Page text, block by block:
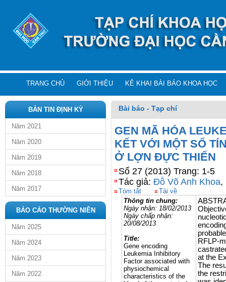
TRANG CHỦ GIỚI THIỆU KÊ KHAI BÀI BÁO KHOA HỌC
BẢN TIN ĐỊNH KỲ
Năm 2021
Năm 2020
Năm 2019
Năm 2018
Năm 2017
BÁO CÁO THƯỜNG NIÊN
Năm 2025
Năm 2024
Năm 2023
Năm 2022
Bài báo - Tạp chí
GEN MÃ HÓA
KẾT VỚI MỘT SỐ
Ở LỢN ĐỰC THIẾN
Số 27 (2013) Trang: 1-5
Tác giả: Đỗ Võ Anh Khoa,
Tóm tắt
Tải về
Thông tin chung:
Ngày nhận: 18/02/2013
Ngày chấp nhận:
20/08/2013
Title:
Gene encoding
Leukemia Inhibitory
Factor associated with
physiochemical
characteristics of the
RFLP-
at the
The
the